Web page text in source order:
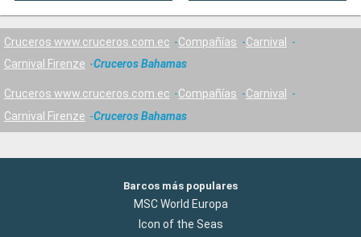
Cruceros www.cruceros.com.ec Compañías
Carnival
Carnival Firenze
Cruceros Bahamas
Cruceros www.cruceros.com.ec Compañías
Carnival
Carnival Firenze
Cruceros Bahamas
Barcos más populares
MSC World Europa
Icon of the Seas